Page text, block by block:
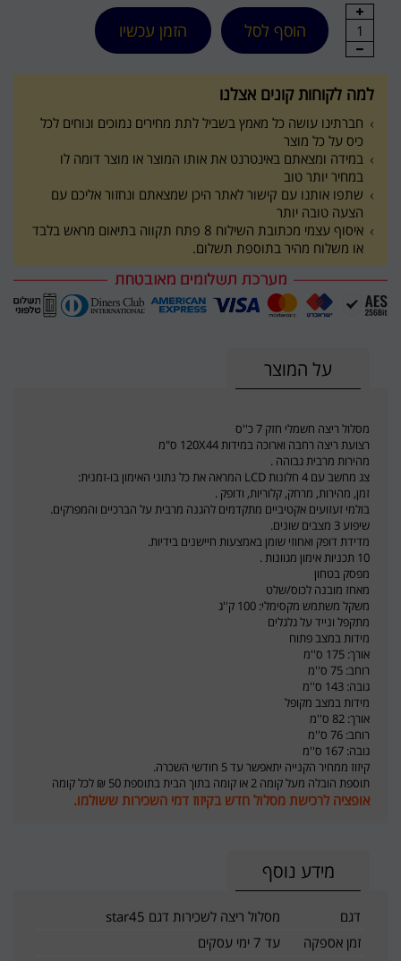
1 הוסף לסל הזמן עכשיו
למה לקוחות קונים אצלנו
חברתינו עושה כל מאמץ בשביל לתת מחירים נמוכים ונוחים לכל
כיס על כל מוצר
במידה ומצאתם באינטרנט את אותו המוצר או מוצר דומה לו
במחיר יותר טוב
שתפו אותנו עם קישור לאתר היכן שמצאתם ונחזור אליכם עם
הצעה טובה יותר
איסוף עצמי מכתובת השילוח 8 פתח תקווה בתיאום מראש בלבד
או משלוח מהיר בתוספת תשלום.
על המוצר
מסלול ריצה חשמלי חזק 7 כ''ס
רצועת ריצה רחבה וארוכה במידות 120X44 ס"מ
מהירות מרבית גבוהה .
צג מחשב עם 4 חלונות LCD המראה את כל נתוני האימון בו-זמנית:
זמן, מהירות, מרחק, קלוריות, ודופק .
בולמי זעזועים אקטיביים מתקדמים להגנה מרבית על הברכיים והמפרקים.
שיפוע 3 מצבים שונים.
מדידת דופק ואחוזי שומן באמצעות חיישנים בידיות.
10 תכניות אימון מגוונות .
מפסק בטחון
מאחז מובנה לכוס/שלט
משקל משתמש מקסימלי: 100 ק''ג
מתקפל ונייד על גלגלים
מידות במצב פתוח
אורך: 175 ס''מ
רוחב: 75 ס''מ
גובה: 143 ס''מ
מידות במצב מקופל
אורך: 82 ס''מ
רוחב: 76 ס''מ
גובה: 167 ס''מ
קיזוז ממחיר הקנייה יתאפשר עד 5 חודשי השכרה.
תוספת הובלה מעל קומה 2 או קומה בתוך הבית בתוספת 50 ₪ לכל קומה
אופציה לרכישת מסלול חדש בקיזוז דמי השכירות ששולמו.
מידע נוסף
דגם
מסלול ריצה לשכירות דגם star45
זמן אספקה
עד 7 ימי עסקים